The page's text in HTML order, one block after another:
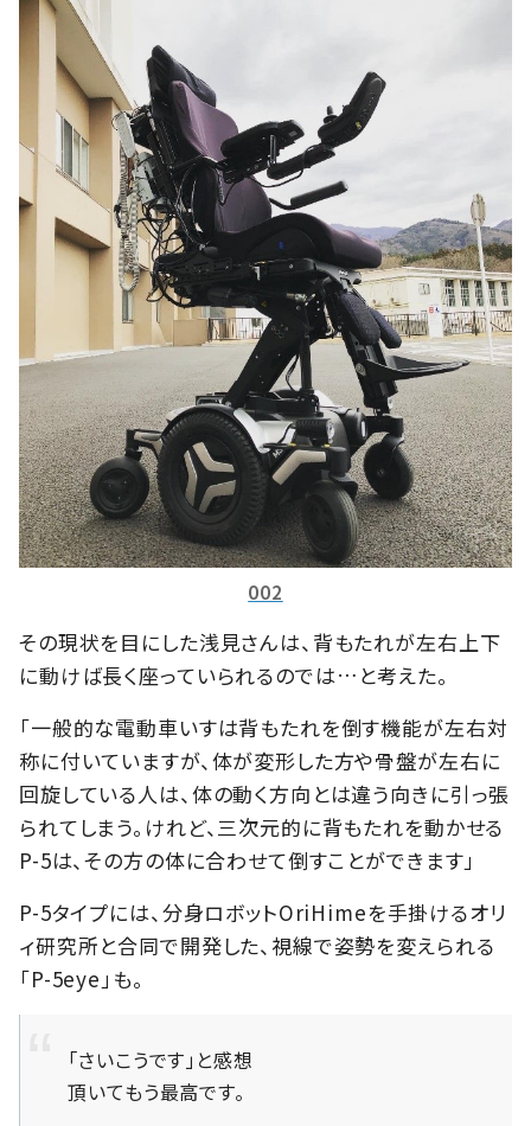
002
その現状を目にした浅見さんは、背もたれが左右上下
に動けば長く座っていられるのでは…と考えた。
「一般的な電動車いすは背もたれを倒す機能が左右対
称に付いていますが、体が変形した方や骨盤が左右に
回旋している人は、体の動く方向とは違う向きに引っ張
られてしまう。けれど、三次元的に背もたれを動かせる
P-5は、その方の体に合わせて倒すことができます」
P-5タイプには、分身ロボットOriHimeを手掛けるオリ
ィ研究所と合同で開発した、視線で姿勢を変えられる
「P-5eye」も。
「さいこうです」と感想
頂いてもう最高です。